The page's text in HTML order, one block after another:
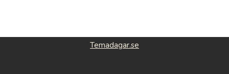
Temadagar.se